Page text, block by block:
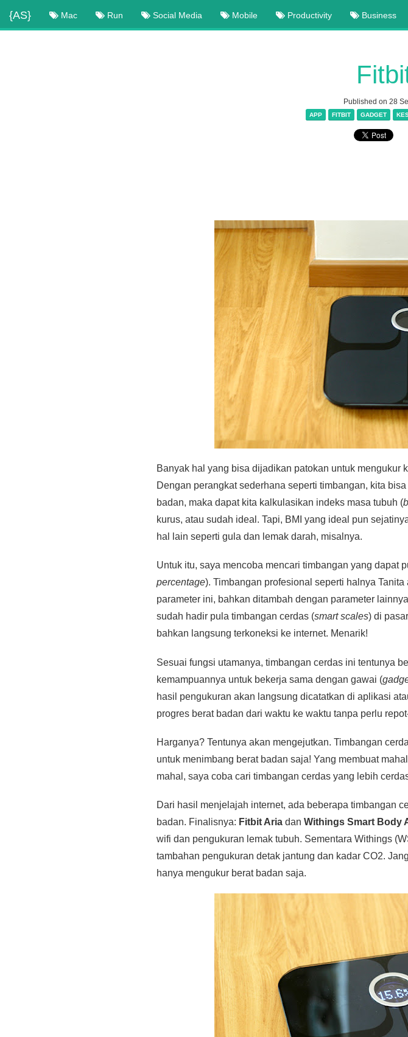
{AS} Mac Run Social Media Mobile Productivity Business
Published on 28
APP FITBIT GADGET
Banyak hal yang bisa dijadikan patokan untuk mengukur
Dengan perangkat sederhana seperti timbangan, kita
badan, maka dapat kita kalkulasikan indeks masa tubuh (
kurus, atau sudah ideal. Tapi, BMI yang ideal pun
hal lain seperti gula dan lemak darah, misalnya.
Untuk itu, saya mencoba mencari timbangan yang dapat
percentage). Timbangan profesional seperti halnya
parameter ini, bahkan ditambah dengan parameter
sudah hadir pula timbangan cerdas (smart scales) di
bahkan langsung terkoneksi ke internet. Menarik!
Sesuai fungsi utamanya, timbangan cerdas ini tentunya
kemampuannya untuk bekerja sama dengan gawai (
hasil pengukuran akan langsung dicatatkan di aplikasi
progres berat badan dari waktu ke waktu tanpa perlu
Harganya? Tentunya akan mengejutkan. Timbangan
untuk menimbang berat badan saja! Yang membuat
mahal, saya coba cari timbangan cerdas yang lebih
Dari hasil menjelajah internet, ada beberapa timbangan
badan. Finalisnya: Fitbit Aria dan Withings Smart Body
wifi dan pengukuran lemak tubuh. Sementara Withings
tambahan pengukuran detak jantung dan kadar CO2.
hanya mengukur berat badan saja.